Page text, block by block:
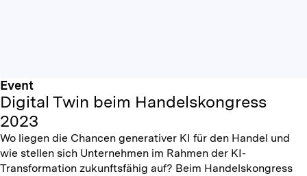
Event
Digital Twin beim Handelskongress
2023
Wo liegen die Chancen generativer KI für den Handel und
wie stellen sich Unternehmen im Rahmen der KI-
Transformation zukunftsfähig auf? Beim Handelskongress